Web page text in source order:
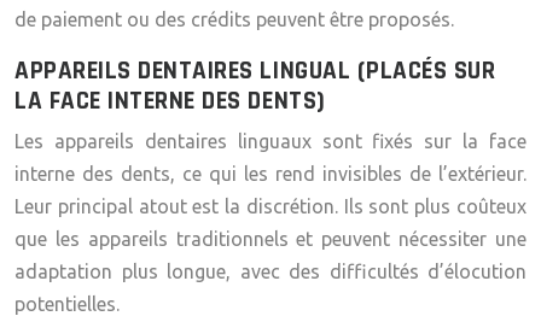
de paiement ou des crédits peuvent être proposés.
APPAREILS DENTAIRES LINGUAL (PLACÉS SUR
LA FACE INTERNE DES DENTS)
Les appareils dentaires linguaux sont fixés sur la face
interne des dents, ce qui les rend invisibles de l’extérieur.
Leur principal atout est la discrétion. Ils sont plus coûteux
que les appareils traditionnels et peuvent nécessiter une
adaptation plus longue, avec des difficultés d’élocution
potentielles.